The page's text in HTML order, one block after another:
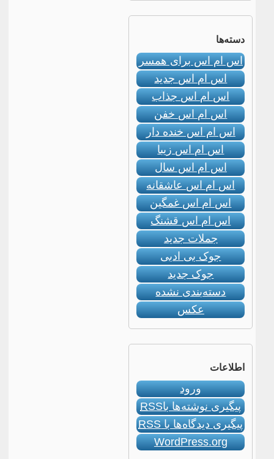
دسته‌ها
اس ام اس برای همسر
اس ام اس جدید
اس ام اس جذاب
اس ام اس خفن
اس ام اس خنده دار
اس ام اس زیبا
اس ام اس سال
اس ام اس عاشقانه
اس ام اس غمگین
اس ام اس قشنگ
جملات جدید
جوک بی ادبی
جوک جدید
دسته‌بندی نشده
عکس
اطلاعات
ورود
پیگیری نوشته‌ها باRSS
پیگیری دیدگاه‌ها باRSS
WordPress.org